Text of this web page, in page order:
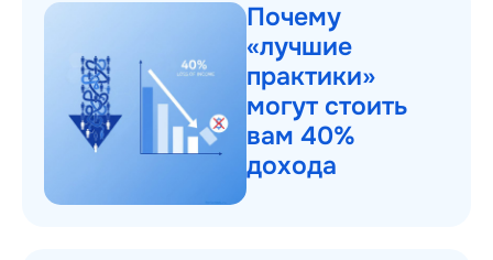
Почему
«лучшие
практики»
могут стоить
вам 40%
дохода